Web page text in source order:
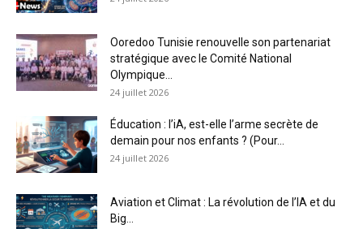
Ooredoo Tunisie renouvelle son partenariat
stratégique avec le Comité National
Olympique...
24 juillet 2026
Éducation : l’iA, est-elle l’arme secrète de
demain pour nos enfants ? (Pour...
24 juillet 2026
Aviation et Climat : La révolution de l’IA et du
Big...